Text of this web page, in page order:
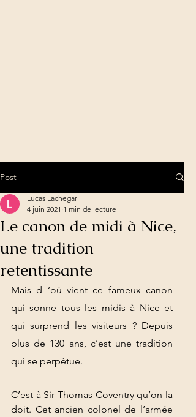
Post
Le canon de midi à Nice,
une tradition
retentissante
Lucas Lachegar
4 juin 2021 1 min de lecture
Mais d ‘où vient ce fameux canon
qui sonne tous les midis à Nice et
qui surprend les visiteurs ? Depuis
plus de 130 ans, c’est une tradition
qui se perpétue.
C’est à Sir Thomas Coventry qu’on la
doit. Cet ancien colonel de l’armée